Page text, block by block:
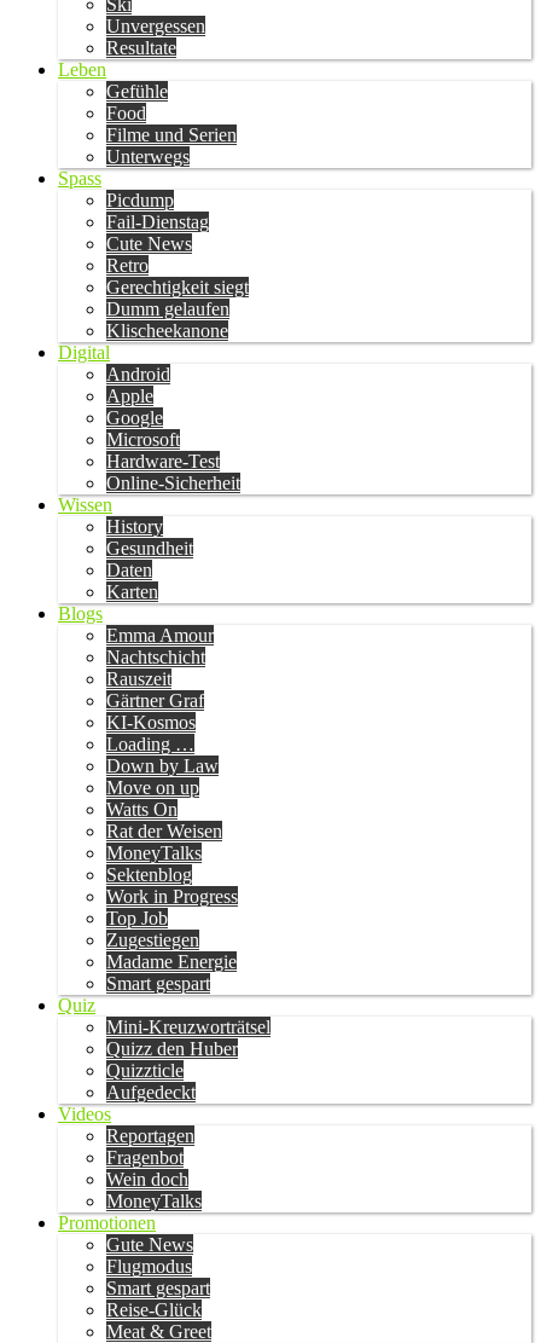
Ski
Unvergessen
Resultate
Leben
Gefühle
Food
Filme und Serien
Unterwegs
Spass
Picdump
Fail-Dienstag
Cute News
Retro
Gerechtigkeit siegt
Dumm gelaufen
Klischeekanone
Digital
Android
Apple
Google
Microsoft
Hardware-Test
Online-Sicherheit
Wissen
History
Gesundheit
Daten
Karten
Blogs
Emma Amour
Nachtschicht
Rauszeit
Gärtner Graf
KI-Kosmos
Loading …
Down by Law
Move on up
Watts On
Rat der Weisen
MoneyTalks
Sektenblog
Work in Progress
Top Job
Zugestiegen
Madame Energie
Smart gespart
Quiz
Mini-Kreuzworträtsel
Quizz den Huber
Quizzticle
Aufgedeckt
Videos
Reportagen
Fragenbot
Wein doch
MoneyTalks
Promotionen
Gute News
Flugmodus
Smart gespart
Reise-Glück
Meat & Greet